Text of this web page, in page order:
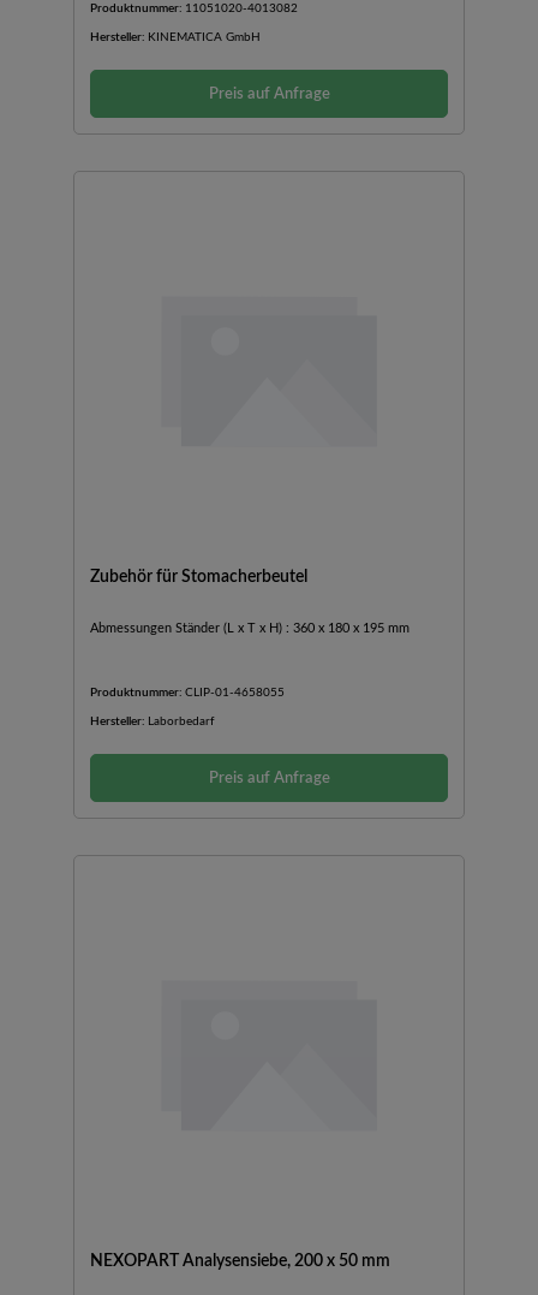
Die Schraubdeckel mit PTFE oder Silikondichtung, sind
Produktnummer: 11051020-4013082
Hersteller: KINEMATICA GmbH
Preis auf Anfrage
Zubehör für Stomacherbeutel
Abmessungen Ständer (L x T x H) : 360 x 180 x 195 mm
Produktnummer: CLIP-01-4658055
Hersteller: Laborbedarf
Preis auf Anfrage
NEXOPART Analysensiebe, 200 x 50 mm